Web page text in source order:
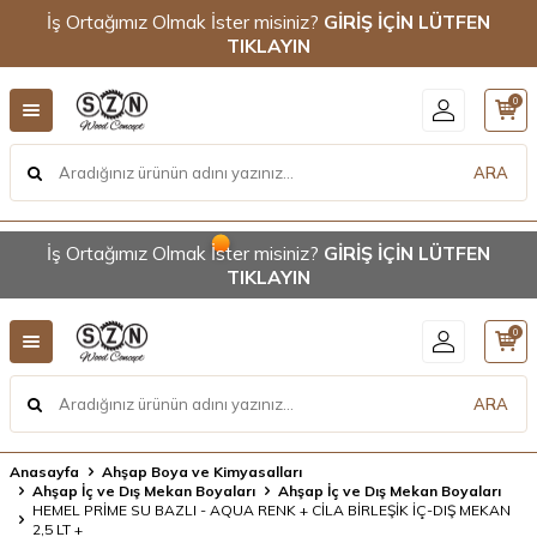
İş Ortağımız Olmak İster misiniz? GİRİŞ İÇİN LÜTFEN
TIKLAYIN
ARA
0
İş Ortağımız Olmak İster misiniz? GİRİŞ İÇİN LÜTFEN
TIKLAYIN
ARA
0
Anasayfa
Ahşap Boya ve Kimyasalları
Ahşap İç ve Dış Mekan Boyaları
Ahşap İç ve Dış Mekan Boyaları
HEMEL PRİME SU BAZLI - AQUA RENK + CİLA BİRLEŞİK İÇ-DIŞ MEKAN
2,5 LT +